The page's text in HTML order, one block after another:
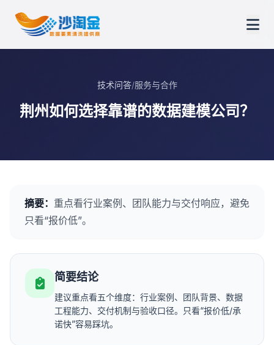
技术问答/服务与合作
荆州如何选择靠谱的数据建模公司？
摘要： 重点看行业案例、团队能力与交付响应，避免
只看“报价低”。
简要结论
建议重点看五个维度：行业案例、团队背景、数据
工程能力、交付机制与验收口径。只看“报价低/承
诺快”容易踩坑。